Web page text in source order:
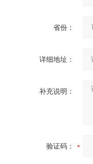
省份：
详细地址：
补充说明：
验证码：